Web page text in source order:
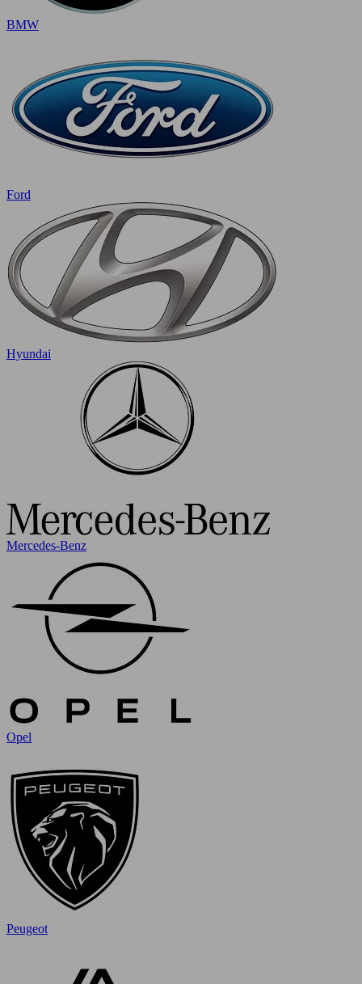
BMW
Ford
Hyundai
Mercedes-Benz
Opel
Peugeot